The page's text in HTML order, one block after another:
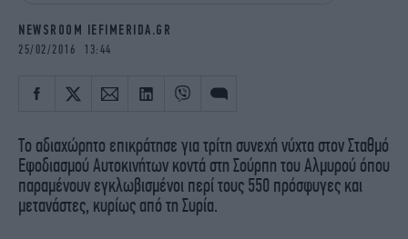
MEDIA
NEWSLETTER
NEWSROOM IEFIMERIDA.GR
25/02/2016 13:44
Το αδιαχώρητο επικράτησε για τρίτη συνεχή νύχτα στον Σταθμό
Εφοδιασμού Αυτοκινήτων κοντά στη Σούρπη του Αλμυρού όπου
παραμένουν εγκλωβισμένοι περί τους 550 πρόσφυγες και
μετανάστες, κυρίως από τη Συρία.